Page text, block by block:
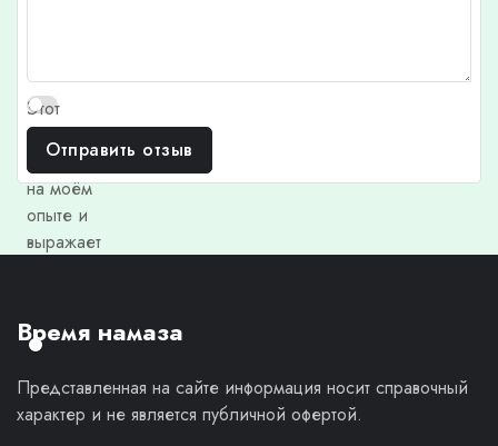
Этот
отзыв
основан
на моём
опыте и
выражает
мнение.
Отправить отзыв
Время намаза
Представленная на сайте информация носит справочный
характер и не является публичной офертой.